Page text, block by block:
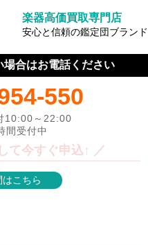
楽器高価買取専門店
安心と信頼の鑑定団ブランド
合はお電話ください
550
10:00～22:00
間受付中
て今すぐ申込↑ ／
はこちら